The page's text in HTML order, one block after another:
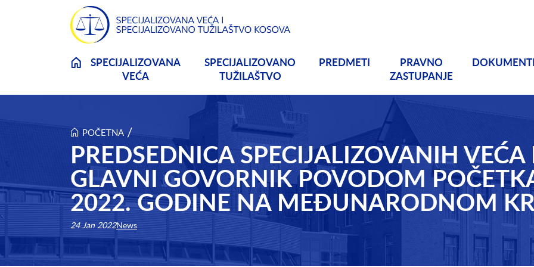
Skip to main content
SPECIJALIZOVANA
VEĆA
SPECIJALIZOVANO
TUŽILAŠTVO
PREDMETI
PRAVNO
ZASTUPANJE
DOKUMENTI
POČETNA /
PREDSEDNICA SPECIJALIZOVANIH VEĆA
GLAVNI GOVORNIK POVODOM
2022. GODINE NA MEĐUNARODNOM
24 Jan 2022News